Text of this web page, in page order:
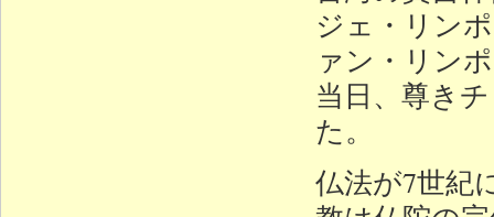
ジェ・リン
ァン・リン
当日、尊き
た。
仏法が7世紀